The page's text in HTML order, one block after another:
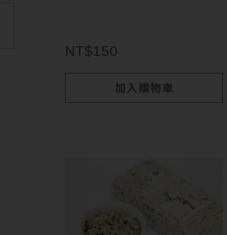
NT$150
加入購物車